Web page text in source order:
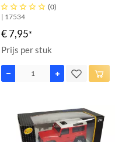
     (0)
| 17534
€ 7,95*
Prijs per stuk